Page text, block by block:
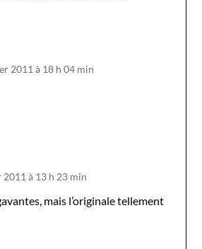
2011 à 18 h 04 min
2011 à 13 h 23 min
mais l’originale tellement